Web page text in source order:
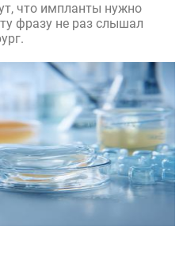
что импланты нужно
фразу не раз слышал